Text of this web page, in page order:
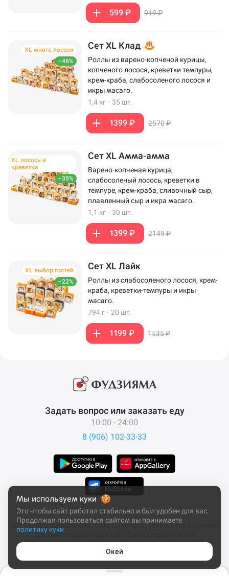
599 ₽ 919 ₽
–46%
XL много лосося Сет XL Клад
Роллы из варено-копченой курицы,
копченого лосося, креветки темпуры,
крем-краба, слабосоленого лосося и
икры масаго.
1,4 кг · 35 шт.
1399 ₽ 2570 ₽
–35%
XL лосось и
креветка
Сет XL Амма-амма
Варено-копченая курица,
слабосоленый лосось, креветки в
темпуре, крем-краба, сливочный сыр,
плавленный сыр и икра масаго.
1,1 кг · 30 шт.
1399 ₽ 2149 ₽
–22%
XL выбор гостей Сет XL Лайк
Роллы из слабосоленого лосося, крем-
краба, креветки-темпуры и икры
масаго.
794 г · 20 шт.
1199 ₽ 1535 ₽
Задать вопрос или заказать еду
10:00 - 24:00
8 (906) 102-33-33
2011–2026 © Фудзияма — ресторан доставки в Стерлитамаке
Доставка суши на дом и в офис в Стерлитамаке
Все права защищены
Мы используем куки
Это чтобы сайт работал стабильно и был удобен для вас.
Продолжая пользоваться сайтом вы принимаете
политику куки
Окей